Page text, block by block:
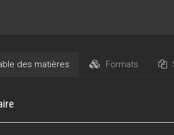
des matières Formats